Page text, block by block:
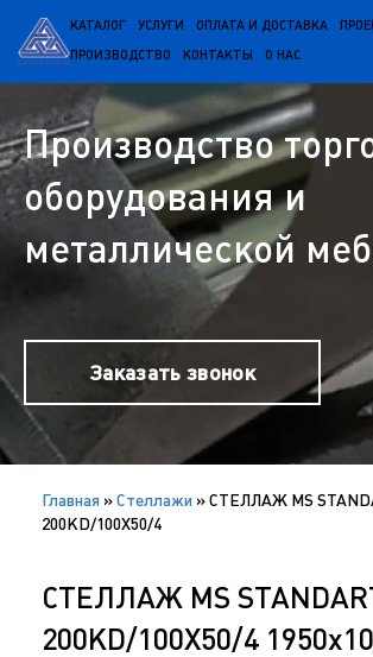
КАТАЛОГ УСЛУГИ ОПЛАТА И ДОСТАВКА
ПРОИЗВОДСТВО КОНТАКТЫ О НАС
Производство
оборудования и
металлической
Заказать звонок
Главная »Cтеллажи »СТЕЛЛАЖ MS
200KD/100X50/4
СТЕЛЛАЖ MS
200KD/100X50/4